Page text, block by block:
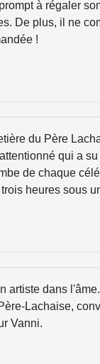
à régaler
De plus, il ne
!
du Père
qui a
de chaque
heures sous
artiste dans l'âme.
Lachaise,
Vanni.